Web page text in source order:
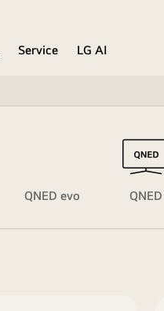
Service
LG AI
QNED evo QNED